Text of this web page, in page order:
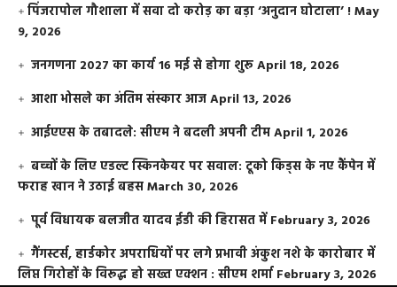
​पिंजरापोल गौशाला में सवा दो करोड़ का बड़ा ‘अनुदान घोटाला’ !May
9, 2026
जनगणना 2027 का कार्य 16 मई से होगा शुरूApril 18, 2026
आशा भोसले का अंतिम संस्कार आजApril 13, 2026
आईएएस के तबादले: सीएम ने बदली अपनी टीमApril 1, 2026
बच्चों के लिए एडल्ट स्किनकेयर पर सवाल: टूको किड्स के नए कैंपेन में
फराह खान ने उठाई बहसMarch 30, 2026
पूर्व विधायक बलजीत यादव ईडी की हिरासत में February 3, 2026
गैंगस्टर्स, हार्डकोर अपराधियों पर लगे प्रभावी अंकुश नशे के कारोबार में
लिप्त गिरोहों के विरूद्ध हो सख्त एक्शन : सीएम शर्मा February 3, 2026